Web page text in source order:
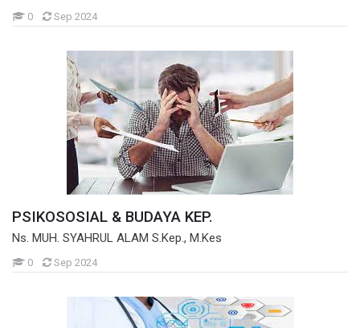
0Mahasiswa
Sep 2024
PSIKOSOSIAL & BUDAYA KEP.
Ns. MUH. SYAHRUL ALAM S.Kep., M.Kes
0Mahasiswa
Sep 2024